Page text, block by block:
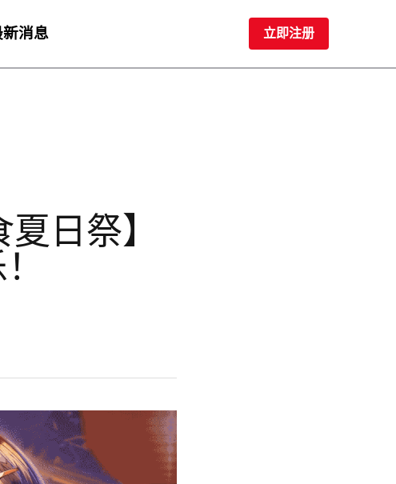
消息 立即注册
日式夏日节